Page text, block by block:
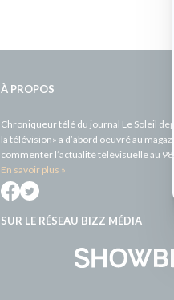
À PROPOS
Chroniqueur télé du journal Le Soleil
la télévision» a d’abord oeuvré au
commenter l’actualité télévisuelle au
En savoir plus »
SUR LE RÉSEAU BIZZ MÉDIA